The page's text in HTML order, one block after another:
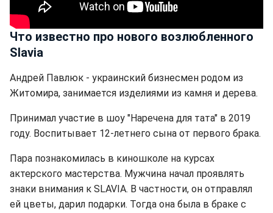
Что известно про нового возлюбленного
Slavia
Андрей Павлюк - украинский бизнесмен родом из
Житомира, занимается изделиями из камня и дерева.
Принимал участие в шоу "Наречена для тата" в 2019
году. Воспитывает 12-летнего сына от первого брака.
Пара познакомилась в киношколе на курсах
актерского мастерства. Мужчина начал проявлять
знаки внимания к SLAVIA. В частности, он отправлял
ей цветы, дарил подарки. Тогда она была в браке с